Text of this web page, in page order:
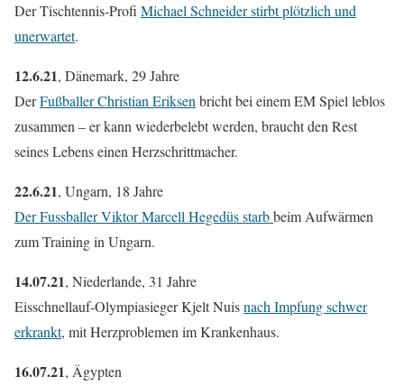
Der Tischtennis-Profi Michael Schneider stirbt plötzlich und
unerwartet.
12.6.21, Dänemark, 29 Jahre
DerFußballer Christian Eriksen bricht bei einem EM Spiel leblos
zusammen – er kann wiederbelebt werden, braucht den Rest
seines Lebens einen Herzschrittmacher.
22.6.21, Ungarn, 18 Jahre
Der Fussballer Viktor Marcell Hegedüs starbbeim Aufwärmen
zum Training in Ungarn.
14.07.21, Niederlande, 31 Jahre
Eisschnellauf-Olympiasieger Kjelt Nuisnach Impfung schwer
erkrankt, mit Herzproblemen im Krankenhaus.
16.07.21, Ägypten